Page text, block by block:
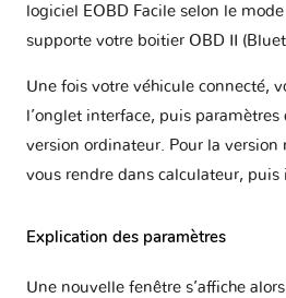
logiciel EOBD Facile selon le
supporte votre boitier OBD II
Une fois votre véhicule connecté,
l’onglet interface, puis paramètres
version ordinateur. Pour la
vous rendre dans calculateur, puis
Explication des paramètres
Une nouvelle fenêtre s’affiche